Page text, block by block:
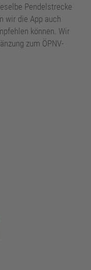
Pendelstrecke
wir die App auch
können. Wir
zum ÖPNV-